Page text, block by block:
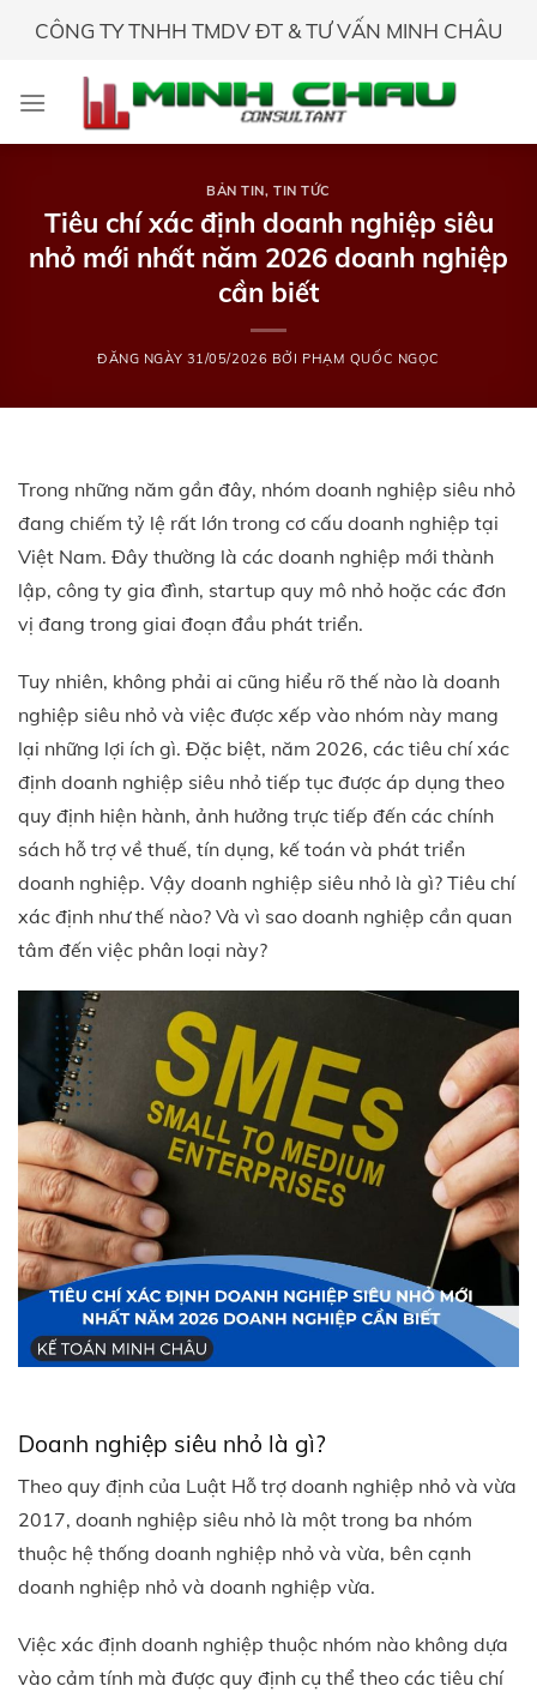
CÔNG TY TNHH TMDV ĐT & TƯ VẤN MINH CHÂU
BẢN TIN,TIN TỨC
Tiêu chí xác định doanh nghiệp siêu
nhỏ mới nhất năm 2026 doanh nghiệp
cần biết
ĐĂNG NGÀY 31/05/2026 BỞI PHẠM QUỐC NGỌC
Trong những năm gần đây, nhóm doanh nghiệp siêu nhỏ
đang chiếm tỷ lệ rất lớn trong cơ cấu doanh nghiệp tại
Việt Nam. Đây thường là các doanh nghiệp mới thành
lập, công ty gia đình, startup quy mô nhỏ hoặc các đơn
vị đang trong giai đoạn đầu phát triển.
Tuy nhiên, không phải ai cũng hiểu rõ thế nào là doanh
nghiệp siêu nhỏ và việc được xếp vào nhóm này mang
lại những lợi ích gì. Đặc biệt, năm 2026, các tiêu chí xác
định doanh nghiệp siêu nhỏ tiếp tục được áp dụng theo
quy định hiện hành, ảnh hưởng trực tiếp đến các chính
sách hỗ trợ về thuế, tín dụng, kế toán và phát triển
doanh nghiệp. Vậy doanh nghiệp siêu nhỏ là gì? Tiêu chí
xác định như thế nào? Và vì sao doanh nghiệp cần quan
tâm đến việc phân loại này?
Doanh nghiệp siêu nhỏ là gì?
Theo quy định của Luật Hỗ trợ doanh nghiệp nhỏ và vừa
2017, doanh nghiệp siêu nhỏ là một trong ba nhóm
thuộc hệ thống doanh nghiệp nhỏ và vừa, bên cạnh
doanh nghiệp nhỏ và doanh nghiệp vừa.
Việc xác định doanh nghiệp thuộc nhóm nào không dựa
vào cảm tính mà được quy định cụ thể theo các tiêu chí